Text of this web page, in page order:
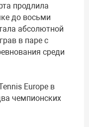
продлила
до восьми
абсолютной
в паре с
среди
Europe в
чемпионских